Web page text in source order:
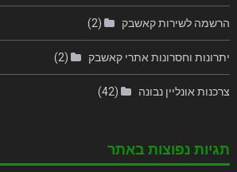
הרשמה לשירות קאשבק (2)
יתרונות וחסרונות אתרי קאשבק (2)
צרכנות אונליין נבונה (42)
תגיות נפוצות באתר